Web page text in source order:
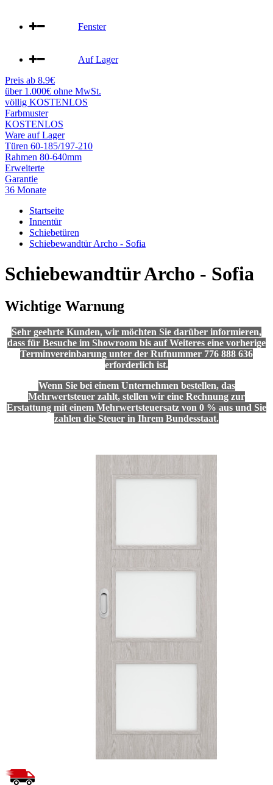
Fenster
Auf Lager
Preis ab 8.9€
über 1.000€ ohne MwSt.
völlig KOSTENLOS
Farbmuster
KOSTENLOS
Ware auf Lager
Türen 60-185/197-210
Rahmen 80-640mm
Erweiterte
Garantie
36 Monate
Startseite
Innentür
Schiebetüren
Schiebewandtür Archo - Sofia
Schiebewandtür Archo - Sofia
Wichtige Warnung
Sehr geehrte Kunden, wir möchten Sie darüber informieren,
dass für Besuche im Showroom bis auf Weiteres eine vorherige
Terminvereinbarung unter der Rufnummer 776 888 636
erforderlich ist.
Wenn Sie bei einem Unternehmen bestellen, das
Mehrwertsteuer zahlt, stellen wir eine Rechnung zur
Erstattung mit einem Mehrwertsteuersatz von 0 % aus und Sie
zahlen die Steuer in Ihrem Bundesstaat.